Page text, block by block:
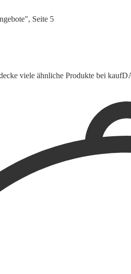
Seite 5
viele ähnliche Produkte bei